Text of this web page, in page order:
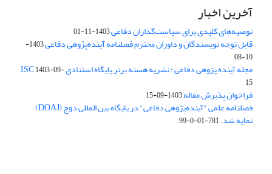
آخرین اخبار
توصیه‌های کلیدی برای سیاست‌گذاران دفاعی1403-11-01
قابل توجه نویسندگان و داوران محترم فصلنامه آینده‌پژوهی دفاعی
1403-
10-08
مجله آینده پژوهی دفاعی ؛ نشریه هسته برتر پایگاه استنادی ISC1403-09-
15
فراخوان پذیرش مقاله1403-09-15
فصلنامه علمی "آینده‌پژوهی دفاعی" در پایگاه بین المللی دوج (DOAJ)
نمایه شد.781-01-0-99